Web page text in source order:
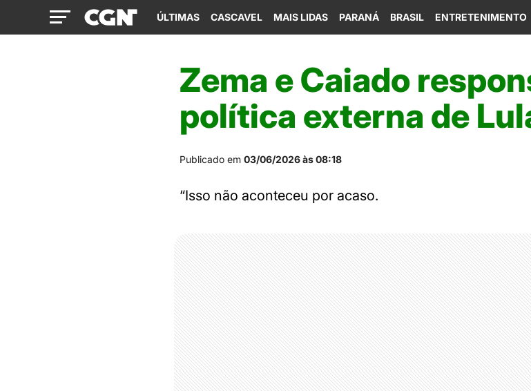
ÚLTIMAS CASCAVEL MAIS LIDAS PARANÁ BRASIL ENTRETENIMENTO
Zema e Caiado
política externa de
Publicado em 03/06/2026 às 08:18
“Isso não aconteceu por acaso.